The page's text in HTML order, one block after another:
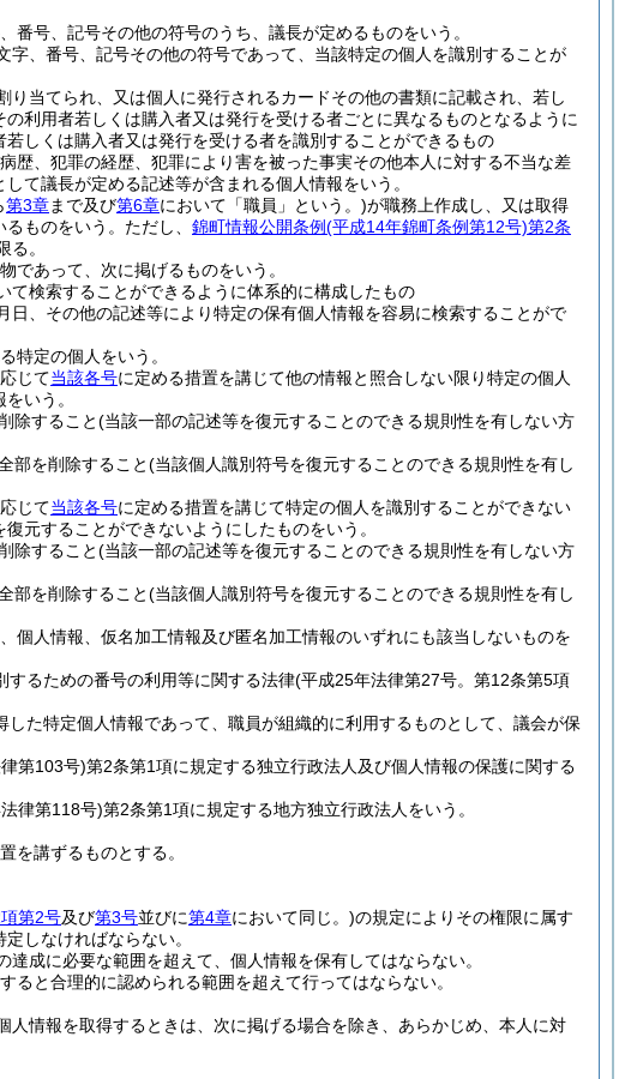
番号、記号その他の符号のうち、議長が定めるものをいう。
、番号、記号その他の符号であって、当該特定の個人を識別することが
当てられ、又は個人に発行されるカードその他の書類に記載され、若し
利用者若しくは購入者又は発行を受ける者ごとに異なるものとなるように
しくは購入者又は発行を受ける者を識別することができるもの
歴、犯罪の経歴、犯罪により害を被った事実その他本人に対する不当な差
て議長が定める記述等が含まれる個人情報をいう。
第3章まで及び第6章において「職員」という。)が職務上作成し、又は取得
ものをいう。 ただし、 錦町情報公開条例(平成14年錦町条例第12号)第2条
る。
であって、次に掲げるものをいう。
検索することができるように体系的に構成したもの
、その他の記述等により特定の保有個人情報を容易に検索することがで
特定の個人をいう。
じて当該各号に定める措置を講じて他の情報と照合しない限り特定の個人
いう。
除すること(当該一部の記述等を復元することのできる規則性を有しない方
部を削除すること(当該個人識別符号を復元することのできる規則性を有し
じて当該各号に定める措置を講じて特定の個人を識別することができない
元することができないようにしたものをいう。
除すること(当該一部の記述等を復元することのできる規則性を有しない方
部を削除すること(当該個人識別符号を復元することのできる規則性を有し
個人情報、仮名加工情報及び匿名加工情報のいずれにも該当しないものを
するための番号の利用等に関する法律(平成25年法律第27号。第12条第5項
た特定個人情報であって、職員が組織的に利用するものとして、議会が保
第103号)第2条第1項に規定する独立行政法人及び個人情報の保護に関する
律第118号)第2条第1項に規定する地方独立行政法人をいう。
を講ずるものとする。
第2号及び第3号並びに第4章において同じ。)の規定によりその権限に属す
しなければならない。
達成に必要な範囲を超えて、個人情報を保有してはならない。
と合理的に認められる範囲を超えて行ってはならない。
人情報を取得するときは、次に掲げる場合を除き、あらかじめ、本人に対